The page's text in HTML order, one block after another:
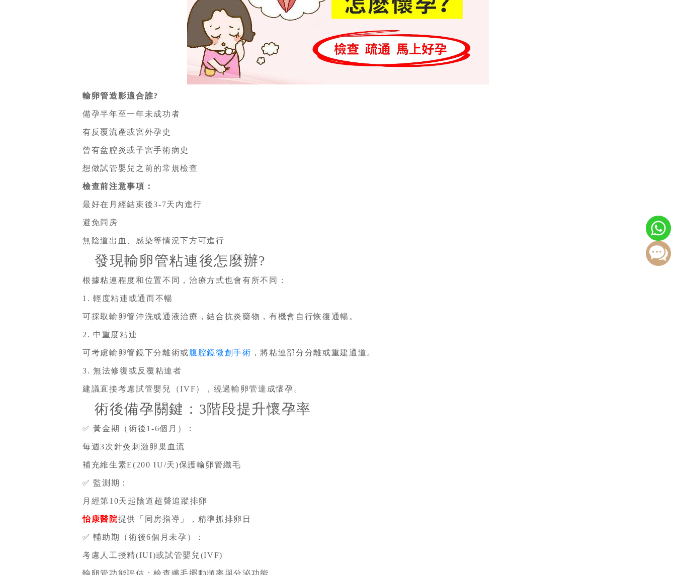
輸卵管造影適合誰?
備孕半年至一年未成功者
有反覆流產或宮外孕史
曾有盆腔炎或子宮手術病史
想做試管嬰兒之前的常規檢查
檢查前注意事項：
最好在月經結束後3-7天內進行
避免同房
無陰道出血、感染等情況下方可進行
發現輸卵管粘連後怎麼辦?
根據粘連程度和位置不同，治療方式也會有所不同：
1. 輕度粘連或通而不暢
可採取輸卵管沖洗或通液治療，結合抗炎藥物，有機會自行恢復通暢。
2. 中重度粘連
可考慮輸卵管鏡下分離術或腹腔鏡微創手術 ，將粘連部分分離或重建通道。
3. 無法修復或反覆粘連者
建議直接考慮試管嬰兒（IVF），繞過輸卵管達成懷孕。
術後備孕關鍵：3階段提升懷孕率
✅ 黃金期（術後1-6個月）：
每週3次針灸刺激卵巢血流
補充維生素E(200 IU/天)保護輸卵管纖毛
✅ 監測期：
月經第10天起陰道超聲追蹤排卵
怡康醫院提供「同房指導」，精準抓排卵日
✅ 輔助期（術後6個月未孕）：
考慮人工授精(IUI)或試管嬰兒(IVF)
輸卵管功能評估：檢查纖毛擺動頻率與分泌功能